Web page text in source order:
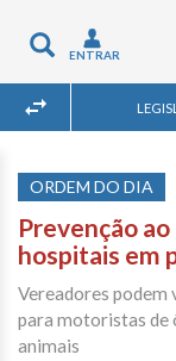
Toggle
navigation
ENTRAR
ORDEM DO DIA
Prevenção
hospitais em
Vereadores
para motoristas de
animais